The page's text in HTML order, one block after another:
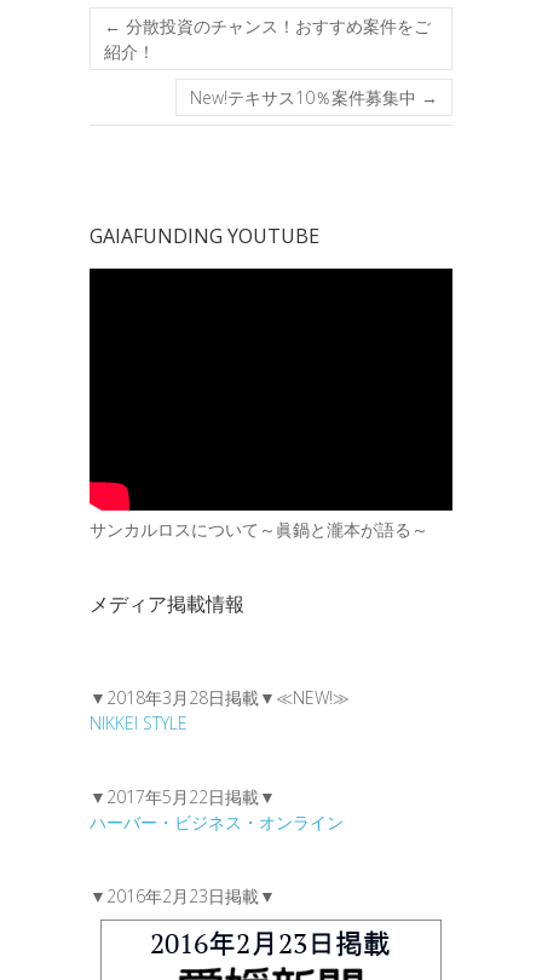
← 分散投資のチャンス！おすすめ案件をご
紹介！
New!テキサス10％案件募集中 →
GAIAFUNDING YOUTUBE
サンカルロスについて～眞鍋と瀧本が語る～
メディア掲載情報
▼2018年3月28日掲載▼≪NEW!≫
NIKKEI STYLE
▼2017年5月22日掲載▼
ハーバー・ビジネス・オンライン
▼2016年2月23日掲載▼